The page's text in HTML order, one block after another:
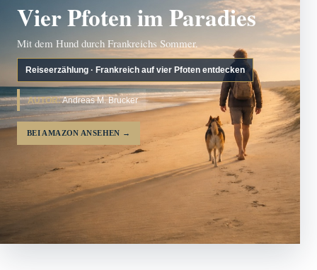
Vier Pfoten im Paradies
Mit dem Hund durch Frankreichs Sommer.
Reiseerzählung · Frankreich auf vier Pfoten entdecken
AUTOR:Andreas M. Brucker
BEI AMAZON ANSEHEN →